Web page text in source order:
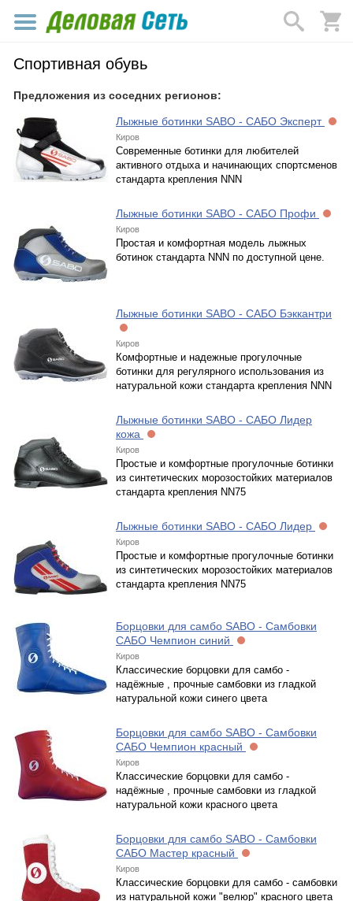
Спортивная обувь
Предложения из соседних регионов:
Лыжные ботинки SABO - САБО Эксперт
Киров
Современные ботинки для любителей
активного отдыха и начинающих спортсменов
стандарта крепления NNN
Лыжные ботинки SABO - САБО Профи
Киров
Простая и комфортная модель лыжных
ботинок стандарта NNN по доступной цене.
Лыжные ботинки SABO - САБО Бэккантри
Киров
Комфортные и надежные прогулочные
ботинки для регулярного использования из
натуральной кожи стандарта крепления NNN
Лыжные ботинки SABO - САБО Лидер
кожа
Киров
Простые и комфортные прогулочные ботинки
из синтетических морозостойких материалов
стандарта крепления NN75
Лыжные ботинки SABO - САБО Лидер
Киров
Простые и комфортные прогулочные ботинки
из синтетических морозостойких материалов
стандарта крепления NN75
Борцовки для самбо SABO - Самбовки
САБО Чемпион синий
Киров
Классические борцовки для самбо -
надёжные , прочные самбовки из гладкой
натуральной кожи синего цвета
Борцовки для самбо SABO - Самбовки
САБО Чемпион красный
Киров
Классические борцовки для самбо -
надёжные , прочные самбовки из гладкой
натуральной кожи красного цвета
Борцовки для самбо SABO - Самбовки
САБО Мастер красный
Киров
Классические борцовки для самбо - самбовки
из натуральной кожи "велюр" красного цвета